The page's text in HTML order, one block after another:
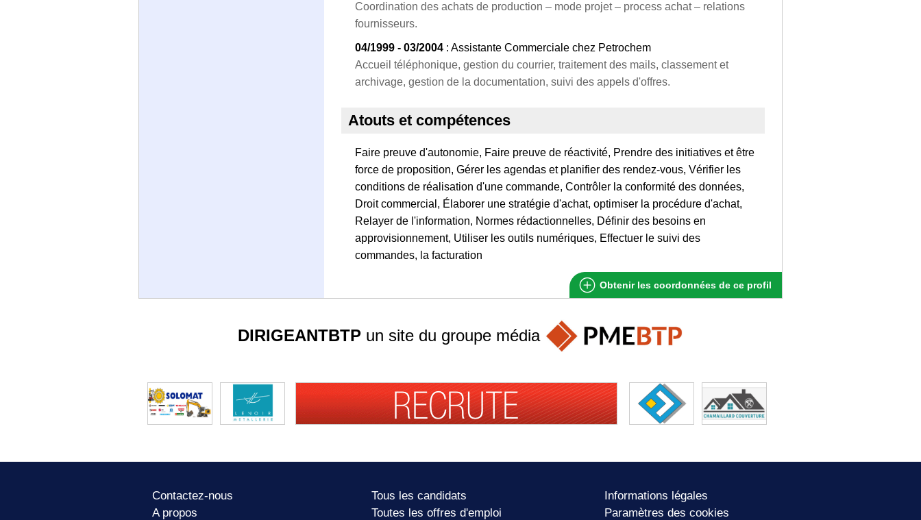
Coordination des achats de production – mode projet – process achat – relations
fournisseurs.
04/1999 - 03/2004 : Assistante Commerciale chez Petrochem
Accueil téléphonique, gestion du courrier, traitement des mails, classement et
archivage, gestion de la documentation, suivi des appels d'offres.
Atouts et compétences
Faire preuve d'autonomie, Faire preuve de réactivité, Prendre des initiatives et être
force de proposition, Gérer les agendas et planifier des rendez-vous, Vérifier les
conditions de réalisation d'une commande, Contrôler la conformité des données,
Droit commercial, Élaborer une stratégie d'achat, optimiser la procédure d'achat,
Relayer de l'information, Normes rédactionnelles, Définir des besoins en
approvisionnement, Utiliser les outils numériques, Effectuer le suivi des
commandes, la facturation
Obtenir les coordonnées de ce profil
DIRIGEANTBTPun site du groupe média
Contactez-nous
A propos
Tous les candidats
Toutes les offres d'emploi
Informations légales
Paramètres des cookies